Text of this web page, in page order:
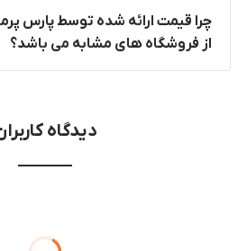
چرا قیمت ارائه شده توسط پارس
از فروشگاه های مشابه می باشد؟
دیدگاه